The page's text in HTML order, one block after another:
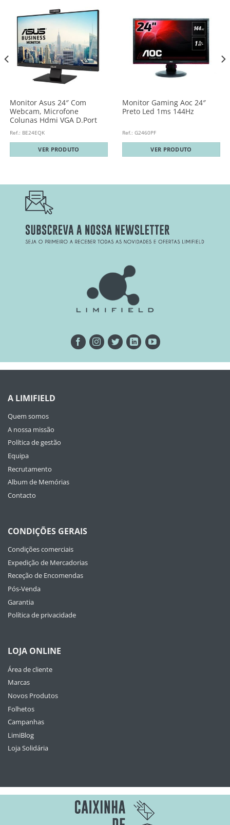
Monitor Asus 24″ Com
Webcam, Microfone
Colunas Hdmi VGA D.Port
Ref.: BE24EQK
VER PRODUTO
Monitor Gaming Aoc 24″
Preto Led 1ms 144Hz
Ref.: G2460PF
VER PRODUTO
A LIMIFIELD
Quem somos
A nossa missão
Política de gestão
Equipa
Recrutamento
Album de Memórias
Contacto
CONDIÇÕES GERAIS
Condições comerciais
Expedição de Mercadorias
Receção de Encomendas
Pós-Venda
Garantia
Política de privacidade
LOJA ONLINE
Área de cliente
Marcas
Novos Produtos
Folhetos
Campanhas
LimiBlog
Loja Solidária